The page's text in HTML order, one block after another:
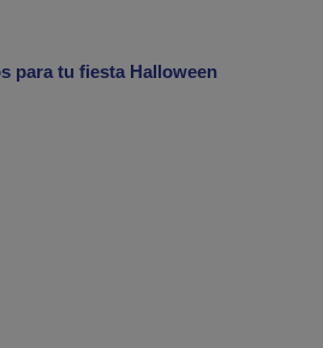
para tu fiesta Halloween